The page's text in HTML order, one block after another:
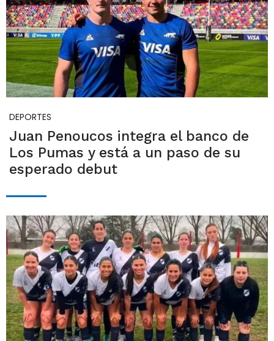
DEPORTES
Juan Penoucos integra el banco de
Los Pumas y está a un paso de su
esperado debut